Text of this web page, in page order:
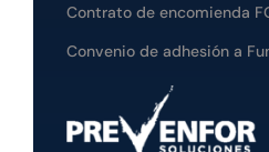
Contrato de encomienda
Convenio de adhesión a